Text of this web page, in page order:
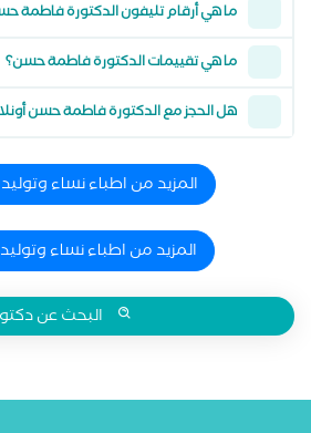
ما هي أرقام تليفون الدكتورة فاطمة
ما هي تقييمات الدكتورة فاطمة حسن؟
هل الحجز مع الدكتورة فاطمة حسن
المزيد من اطباء نساء
المزيد من اطباء نساء
البحث عن